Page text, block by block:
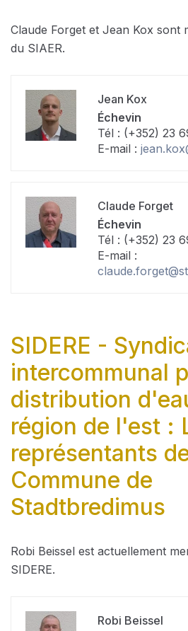
Claude Forget et Jean Kox sont
du SIAER.
Jean Kox
Échevin
Tél : (+352) 23
E-mail :
Claude Forget
Échevin
Tél : (+352) 23
E-mail :
SIDERE -
intercommunal
distribution
région de l'est :
représentants
Commune de
Stadtbredimus
Robi Beissel est actuellement
SIDERE.
Robi Beissel